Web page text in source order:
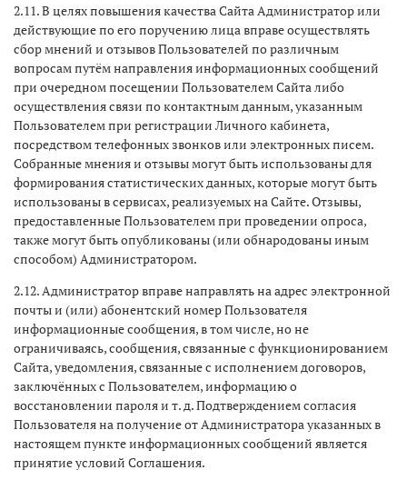
2.11. В целях повышения качества Сайта Администратор или
действующие по его поручению лица вправе осуществлять
сбор мнений и отзывов Пользователей по различным
вопросам путём направления информационных сообщений
при очередном посещении Пользователем Сайта либо
осуществления связи по контактным данным, указанным
Пользователем при регистрации Личного кабинета,
посредством телефонных звонков или электронных писем.
Собранные мнения и отзывы могут быть использованы для
формирования статистических данных, которые могут быть
использованы в сервисах, реализуемых на Сайте. Отзывы,
предоставленные Пользователем при проведении опроса,
также могут быть опубликованы (или обнародованы иным
способом) Администратором.
2.12. Администратор вправе направлять на адрес электронной
почты и (или) абонентский номер Пользователя
информационные сообщения, в том числе, но не
ограничиваясь, сообщения, связанные с функционированием
Сайта, уведомления, связанные с исполнением договоров,
заключённых с Пользователем, информацию о
восстановлении пароля и т. д. Подтверждением согласия
Пользователя на получение от Администратора указанных в
настоящем пункте информационных сообщений является
принятие условий Соглашения.